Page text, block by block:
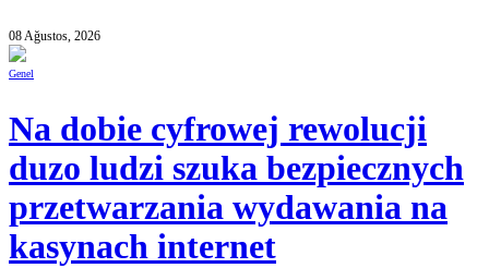
08 Ağustos, 2026
Genel
Na dobie cyfrowej rewolucji
duzo ludzi szuka bezpiecznych
przetwarzania wydawania na
kasynach internet